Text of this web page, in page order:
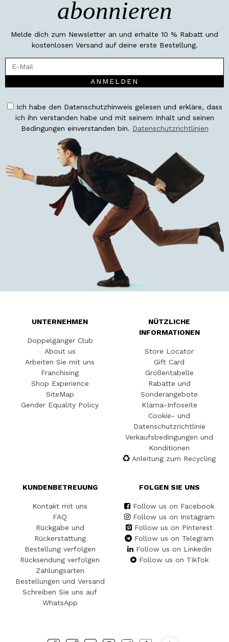
abonnieren
Melde dich zum Newsletter an und erhalte 10 % Rabatt und
kostenlosen Versand auf deine erste Bestellung.
ANMELDEN
Ich habe den Datenschutzhinweis gelesen und erkläre, dass
ich ihn verstanden habe und mit seinem Inhalt und seinen
Bedingungen einverstanden bin. Datenschutzrichtlinien
UNTERNEHMEN
Doppelgänger Club
About us
Arbeiten Sie mit uns
Franchising
Shop Experience
SiteMap
Gender Equality Policy
NÜTZLICHE
INFORMATIONEN
Store Locator
Gift Card
Größentabelle
Rabatte und
Sonderangebote
Klarna-Infoseite
Cookie- und
Datenschutzrichtlinie
Verkaufsbedingungen und
Konditionen
Anleitung zum Recycling
KUNDENBETREUUNG
Kontakt mit uns
FAQ
Rückgabe und
Rückerstattung
Bestellung verfolgen
Rücksendung verfolgen
Zahlungsarten
Bestellungen und Versand
Schreiben Sie uns auf
WhatsApp
FOLGEN SIE UNS
Follow us on Facebook
Follow us on Instagram
Follow us on Pinterest
Follow us on Telegram
Follow us on Linkedin
Follow us on TikTok